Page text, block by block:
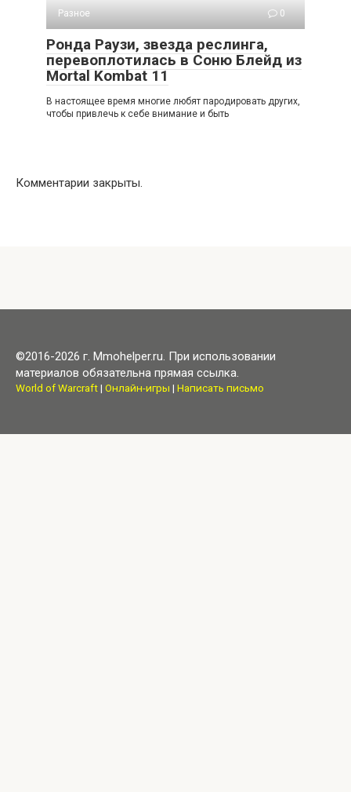
Разное
0
Ронда Раузи, звезда реслинга,
перевоплотилась в Соню Блейд из
Mortal Kombat 11
В настоящее время многие любят пародировать других,
чтобы привлечь к себе внимание и быть
Комментарии закрыты.
©2016-2026 г. Mmohelper.ru. При использовании
материалов обязательна прямая ссылка.
World of Warcraft| Онлайн-игры | Написать письмо